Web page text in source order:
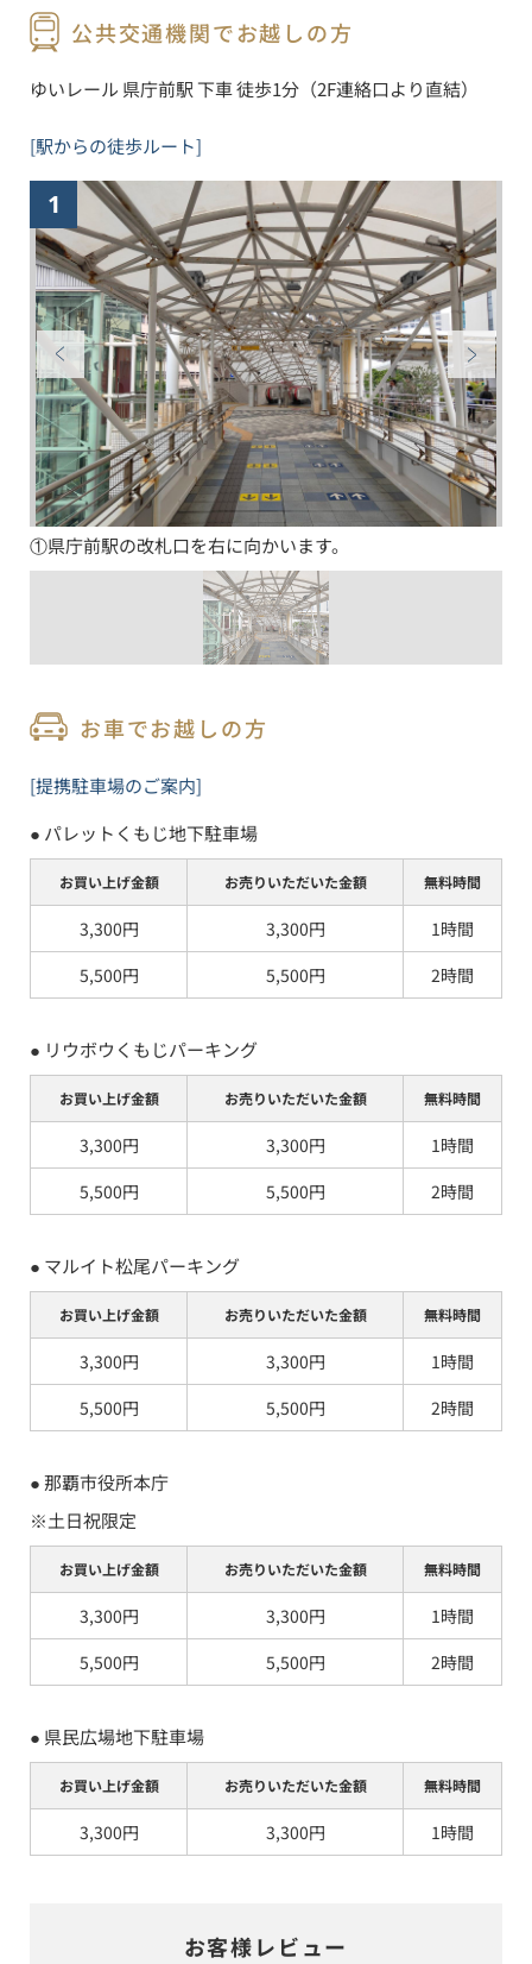
公共交通機関でお越しの方
ゆいレール 県庁前駅 下車 徒歩1分（2F連絡口より直結）
[駅からの徒歩ルート]
1
①県庁前駅の改札口を右に向かいます。
お車でお越しの方
[提携駐車場のご案内]
● パレットくもじ地下駐車場
お買い上げ金額 お売りいただいた金額 無料時間
3,300円 3,300円
1時間
5,500円
5,500円 2時間
● リウボウくもじパーキング
お買い上げ金額 お売りいただいた金額 無料時間
3,300円 3,300円
1時間
5,500円
5,500円 2時間
● マルイト松尾パーキング
お買い上げ金額 お売りいただいた金額 無料時間
3,300円 3,300円
1時間
5,500円
5,500円 2時間
● 那覇市役所本庁
※土日祝限定
お買い上げ金額 お売りいただいた金額 無料時間
3,300円 3,300円
1時間
5,500円
5,500円 2時間
● 県民広場地下駐車場
お買い上げ金額 お売りいただいた金額 無料時間
3,300円 3,300円 1時間
お客様レビュー